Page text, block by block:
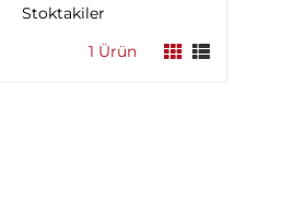
Stoktakiler
1 Ürün